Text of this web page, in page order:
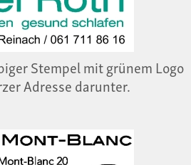
Stempel mit grünem Logo
Adresse darunter.